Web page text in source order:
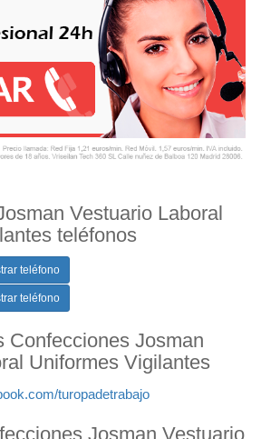
Vestuario Laboral
teléfonos
teléfono
teléfono
Confecciones Josman
Uniformes Vigilantes
turopadetrabajo
Josman Vestuario